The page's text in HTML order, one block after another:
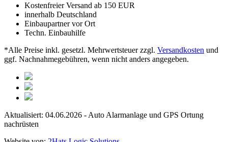
Kostenfreier Versand ab 150 EUR
innerhalb Deutschland
Einbaupartner vor Ort
Techn. Einbauhilfe
*Alle Preise inkl. gesetzl. Mehrwertsteuer zzgl. Versandkosten und
ggf. Nachnahmegebühren, wenn nicht anders angegeben.
Aktualisiert: 04.06.2026 - Auto Alarmanlage und GPS Ortung
nachrüsten